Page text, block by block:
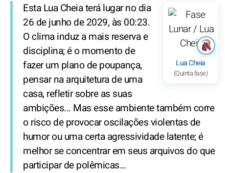
Lua Cheia
(Quinta fase)
Esta Lua Cheia terá lugar no dia
26 de junho de 2029, às 00:23.
O clima induz a mais reserva e
disciplina; é o momento de
fazer um plano de poupança,
pensar na arquitetura de uma
casa, refletir sobre as suas
ambições... Mas esse ambiente também corre
o risco de provocar oscilações violentas de
humor ou uma certa agressividade latente; é
melhor se concentrar em seus arquivos do que
participar de polêmicas…